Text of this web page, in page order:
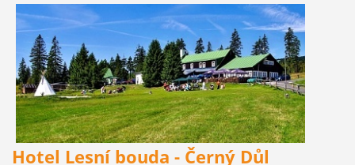
Hotel Lesní bouda - Černý Důl